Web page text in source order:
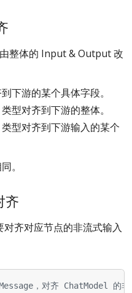
整体的 Input & Output 改
下游的某个具体字段。
型对齐到下游的整体。
型对齐到下游输入的某个
。
齐
齐对应节点的非流式输入
，对齐 ChatModel 的非